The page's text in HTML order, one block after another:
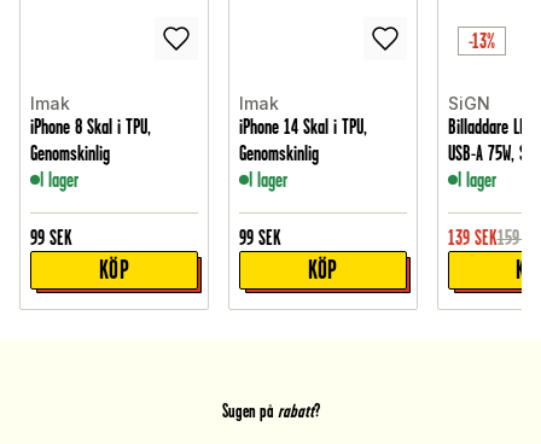
Imak
iPhone 8 Skal i TPU,
Genomskinlig
I lager
99 SEK
KÖP
Imak
iPhone 14 Skal i TPU,
Genomskinlig
I lager
99 SEK
KÖP
-13%
SiGN
Billaddare LED
USB-A 75W,
I lager
139 SEK159
Sugen på rabatt?